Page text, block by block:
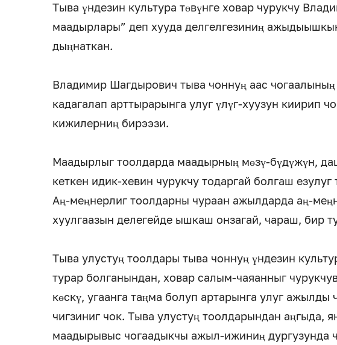
Тыва үндезин культура төвүнге ховар чурукчу
маадырлары” деп хууда делгелгезиниң
дыңнаткан.
Владимир Шагдырович тыва чоннуң аас
кадагалап арттырарынга улуг үлүг-хуузун киирип
кижилерниң бирээзи.
Маадырлыг тоолдарда маадырның мөзү-бүдүжүн,
кеткен идик-хевин чурукчу тодаргай болгаш езулуг
Аң-меңнерлиг тоолдарны чураан ажылдарда аң-
хуулгаазын делегейде ышкаш онзагай, чараш, бир
Тыва улустуң тоолдары тыва чоннуң үндезин
турар болганындан, ховар салым-чаяанныг
көскү, угаанга таңма болуп артарынга улуг ажылды
чигзиниг чок. Тыва улустуң тоолдарындан аңгыда,
маадырывыс чогаадыкчы ажыл-ижиниң дургузунда